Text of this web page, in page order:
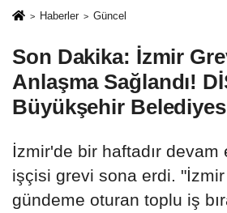
Sonuçlar
Açıldı
Haberler Güncel
Son Dakika: İzmir
Anlaşma Sağlandı!
Büyükşehir Belediyesi
İzmir'de bir haftadır devam
işçisi grevi sona erdi. "İzmir
gündeme oturan toplu iş